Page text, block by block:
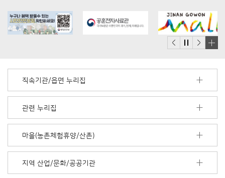
더
기
직속기관/읍면 누리집
관련 누리집
마을(농촌체험휴양/산촌)
지역 산업/문화/공공기관